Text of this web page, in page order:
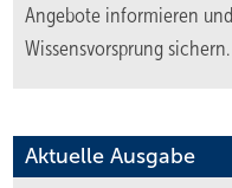
Angebote informieren und
Wissensvorsprung sichern.
Aktuelle Ausgabe